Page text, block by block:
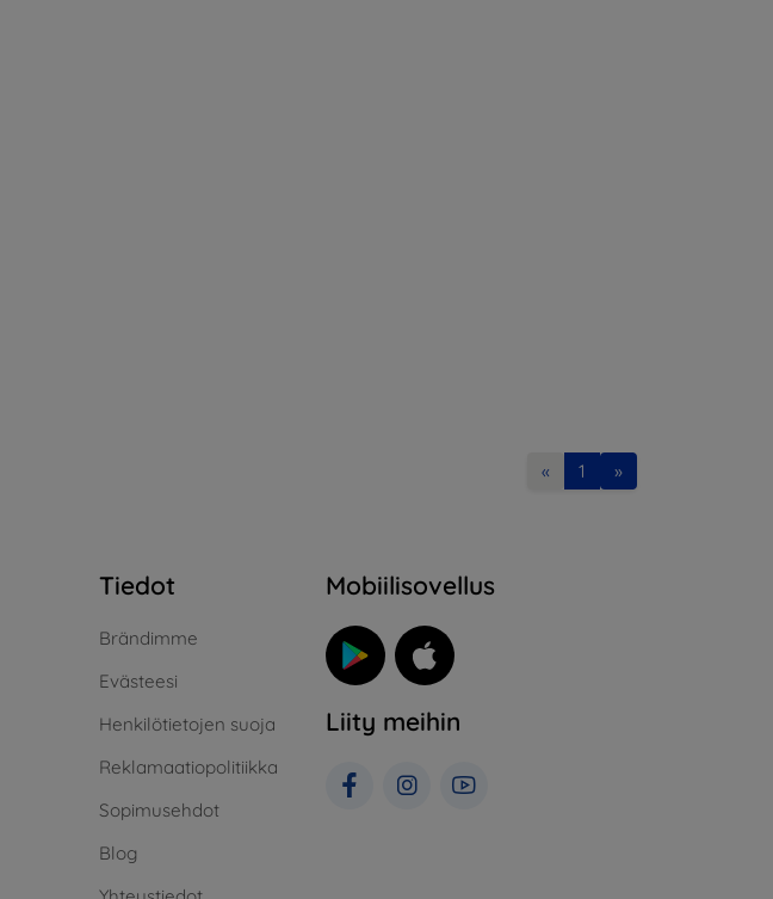
« 1 »
Tiedot
Brändimme
Evästeesi
Henkilötietojen suoja
Reklamaatiopolitiikka
Sopimusehdot
Blog
Mobiilisovellus
Liity meihin